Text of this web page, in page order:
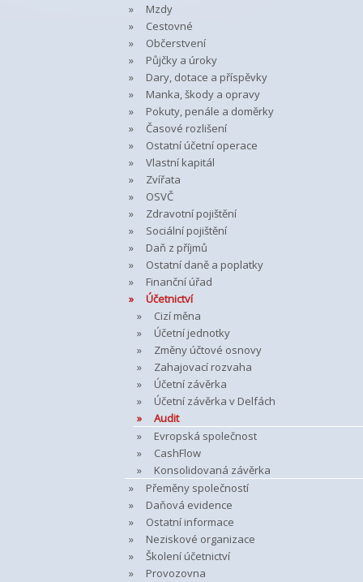
Mzdy
Cestovné
Občerstvení
Půjčky a úroky
Dary, dotace a příspěvky
Manka, škody a opravy
Pokuty, penále a doměrky
Časové rozlišení
Ostatní účetní operace
Vlastní kapitál
Zvířata
OSVČ
Zdravotní pojištění
Sociální pojištění
Daň z příjmů
Ostatní daně a poplatky
Finanční úřad
Účetnictví
Cizí měna
Účetní jednotky
Změny účtové osnovy
Zahajovací rozvaha
Účetní závěrka
Účetní závěrka v Delfách
Audit
Evropská společnost
CashFlow
Konsolidovaná závěrka
Přeměny společností
Daňová evidence
Ostatní informace
Neziskové organizace
Školení účetnictví
Provozovna